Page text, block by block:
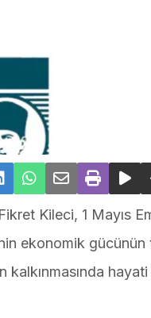
Kileci, 1 Mayıs
ekonomik gücünün
kalkınmasında